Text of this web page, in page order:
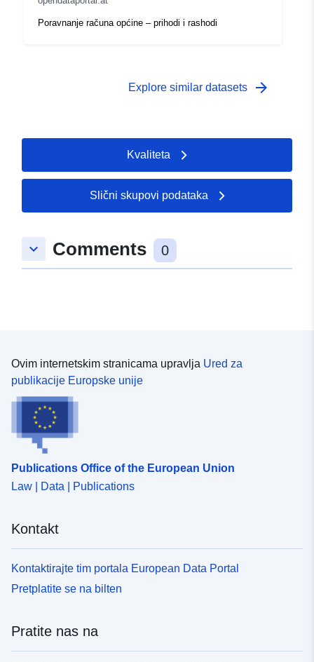
Poravnanje računa općine – prihodi i rashodi
Explore similar datasets arrow_forward
Kvaliteta
Slični skupovi podataka
keyboard_arrow_down Comments 0
Ovim internetskim stranicama upravlja Ured za
publikacije Europske unije
Publications Office of the European Union
Law | Data | Publications
Kontakt
Kontaktirajte tim portala European Data Portal
Pretplatite se na bilten
Pratite nas na